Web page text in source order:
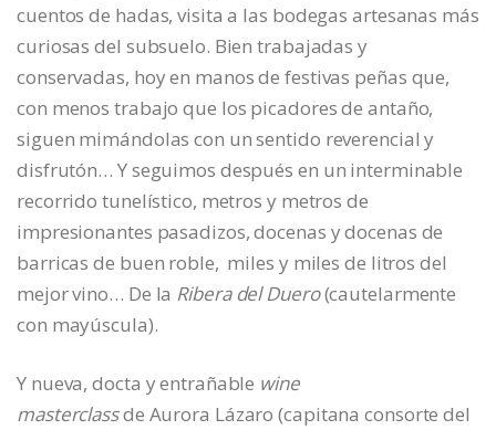
cuentos de hadas, visita a las bodegas artesanas más
curiosas del subsuelo. Bien trabajadas y
conservadas, hoy en manos de festivas peñas que,
con menos trabajo que los picadores de antaño,
siguen mimándolas con un sentido reverencial y
disfrutón… Y seguimos después en un interminable
recorrido tunelístico, metros y metros de
impresionantes pasadizos, docenas y docenas de
barricas de buen roble, miles y miles de litros del
mejor vino… De la Ribera del Duero(cautelarmente
con mayúscula).
Y nueva, docta y entrañable wine
masterclassde Aurora Lázaro (capitana consorte del